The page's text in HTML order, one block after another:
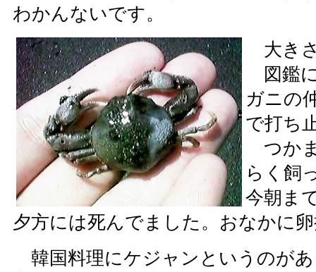
わかんないです。
大き
図鑑
ガニの
で打ち
つか
らく飼
今朝ま
夕方には死んでました。おなかに
韓国料理にケジャンというのが